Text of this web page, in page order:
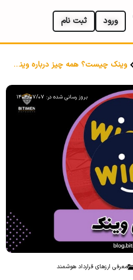
ثبت نام ورود
وینک چیست؟ همه چیز درباره وینک (WIN)
بروز رسانی شده در: 1404/07/07
معرفی ارزهای قرارداد هوشمند